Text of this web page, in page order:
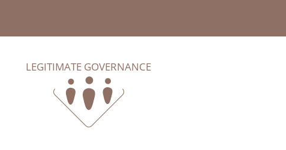
LEGITIMATE GOVERNANCE